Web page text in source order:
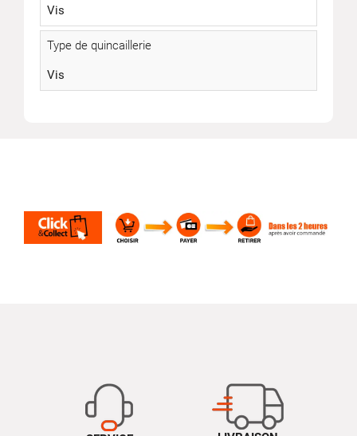
Vis
Type de quincaillerie
Vis